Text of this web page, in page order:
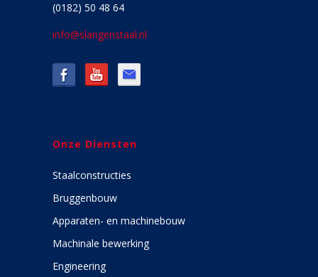
(0182) 50 48 64
info@slangenstaal.nl
Onze Diensten
Staalconstructies
Bruggenbouw
Apparaten- en machinebouw
Machinale bewerking
Engineering